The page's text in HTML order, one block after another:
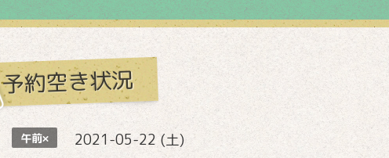
予約空き状況
午前× 2021-05-22 (土)